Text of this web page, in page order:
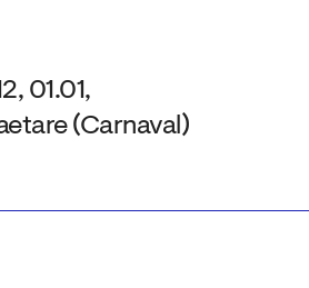
01.01,
(Carnaval)